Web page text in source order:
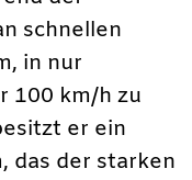
schnellen
in nur
100 km/h zu
er ein
das der starken